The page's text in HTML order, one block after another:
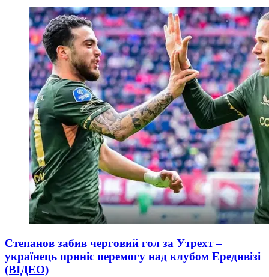
Степанов забив черговий гол за Утрехт –
українець приніс перемогу над клубом Ередивізі
(ВІДЕО)